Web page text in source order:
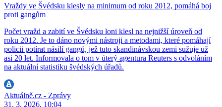
Vraždy ve Švédsku klesly na minimum od roku 2012, pomáhá boj
proti gangům
Počet vražd a zabití ve Švédsku loni klesl na nejnižší úroveň od
roku 2012. Je to dáno novými nástroji a metodami, které pomáhají
policii potírat násilí gangů, jež tuto skandinávskou zemi sužuje už
asi 20 let. Informovala o tom v úterý agentura Reuters s odvoláním
na aktuální statistiku švédských úřadů.
Aktuálně.cz - Zprávy
31. 3. 2026, 10:04